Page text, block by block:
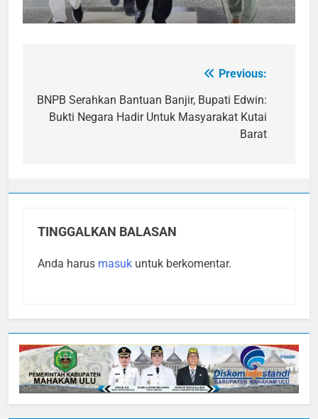
pos
Previous:
BNPB Serahkan Bantuan Banjir, Bupati Edwin:
Bukti Negara Hadir Untuk Masyarakat Kutai
Barat
TINGGALKAN BALASAN
Anda harus masuk untuk berkomentar.